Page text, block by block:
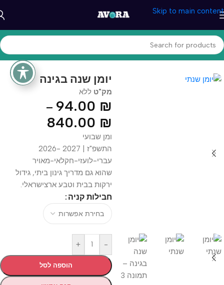
Skip to main content
עמוד הבית/כלי כתיבה ולוח שנה
יומן שנה בגינה
מק"ט ללא
94.00 ₪
–
840.00 ₪
ומן שבועי
התשפ"ז | 2027 -2026
עברי-לועזי-חקלאי-מאויר
שהוא גם מדריך גינון ביתי, גידול
ירקות בבית וטבע ארצישראלי.
חבילות קניה
-
+
הוספה לסל